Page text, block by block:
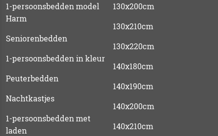
1-persoonsbedden model
Harm
Seniorenbedden
1-persoonsbedden in kleur
Peuterbedden
Nachtkastjes
1-persoonsbedden met
laden
130x200cm
130x210cm
130x220cm
140x180cm
140x190cm
140x200cm
140x210cm